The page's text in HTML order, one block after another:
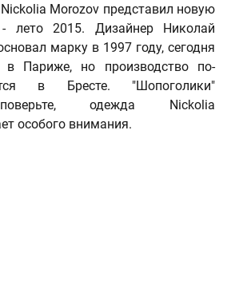
Morozov представил новую
лето 2015. Дизайнер Николай
марку в 1997 году, сегодня
в Париже, но производство по-
в Бресте. "Шопоголики"
одежда Nickolia
особого внимания.